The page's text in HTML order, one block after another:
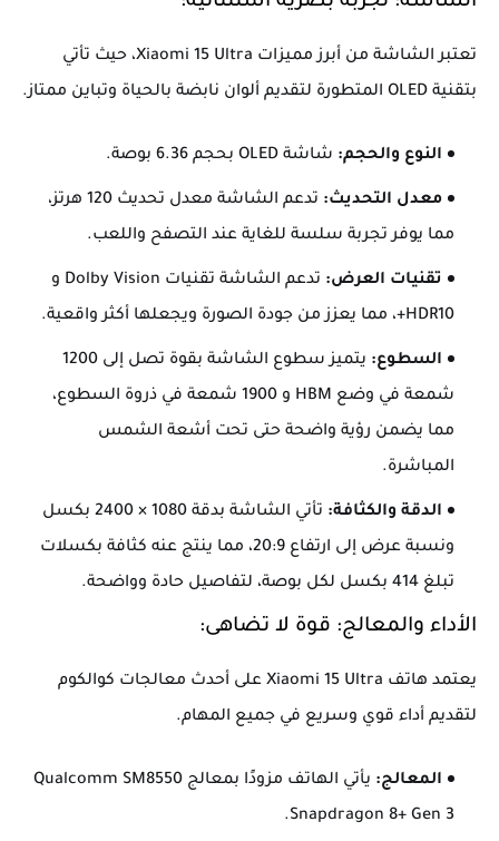
تعتبر الشاشة من أبرز مميزات Xiaomi 15 Ultra، حيث تأتي
بتقنية OLED المتطورة لتقديم ألوان نابضة بالحياة وتباين ممتاز.
النوع والحجم: شاشة OLED بحجم 6.36 بوصة.
معدل التحديث:
تدعم الشاشة معدل تحديث 120 هرتز،
مما يوفر تجربة سلسة للغاية عند التصفح واللعب.
تقنيات العرض:
تدعم الشاشة تقنيات Dolby Vision و
HDR10+، مما يعزز من جودة الصورة ويجعلها أكثر واقعية.
السطوع:
يتميز سطوع الشاشة بقوة تصل إلى 1200
شمعة في وضع HBM و 1900 شمعة في ذروة السطوع،
مما يضمن رؤية واضحة حتى تحت أشعة الشمس
المباشرة.
الدقة والكثافة:
تأتي الشاشة بدقة 1080 × 2400 بكسل
ونسبة عرض إلى ارتفاع 20:9، مما ينتج عنه كثافة بكسلات
تبلغ 414 بكسل لكل بوصة، لتفاصيل حادة وواضحة.
الأداء والمعالج: قوة لا تضاهى:
يعتمد هاتف Xiaomi 15 Ultra على أحدث معالجات كوالكوم
لتقديم أداء قوي وسريع في جميع المهام.
المعالج:
يأتي الهاتف مزودًا بمعالج Qualcomm SM8550
Snapdragon 8+ Gen 3.